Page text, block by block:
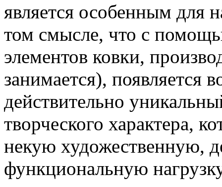
является особенным для
том смысле, что с
элементов ковки,
занимается), появляется
действительно
творческого характера,
некую художественную,
функциональную